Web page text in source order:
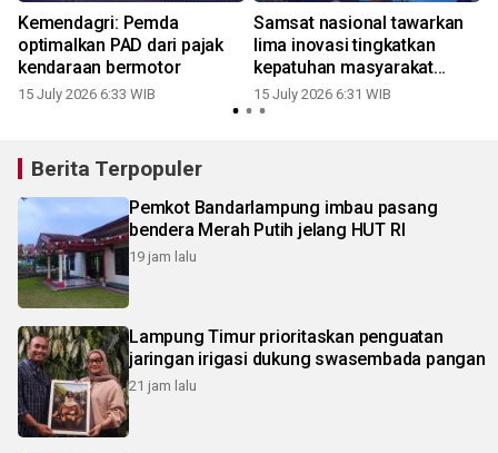
Kemendagri: Pemda
optimalkan PAD dari pajak
kendaraan bermotor
15 July 2026 6:33 WIB
Samsat nasional tawarkan
lima inovasi tingkatkan
kepatuhan masyarakat
bayar pajak
15 July 2026 6:31 WIB
Berita Terpopuler
Pemkot Bandarlampung imbau pasang
bendera Merah Putih jelang HUT RI
19 jam lalu
Lampung Timur prioritaskan penguatan
jaringan irigasi dukung swasembada pangan
21 jam lalu